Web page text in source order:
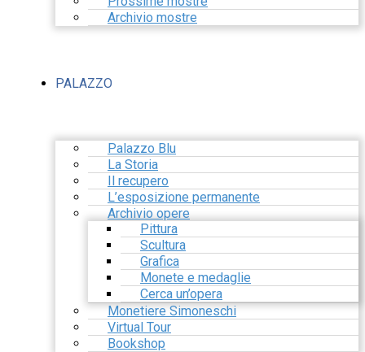
Archivio mostre
PALAZZO
Palazzo Blu
La Storia
Il recupero
L’esposizione permanente
Archivio opere
Pittura
Scultura
Grafica
Monete e medaglie
Cerca un’opera
Monetiere Simoneschi
Virtual Tour
Bookshop